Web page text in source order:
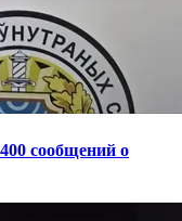
сообщений о